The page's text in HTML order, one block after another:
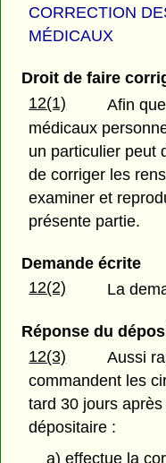
CORRECTION
MÉDICAUX
Droit de faire
12(1)
Afin
médicaux
un particulier peut
de corriger les
examiner et
présente partie.
Demande écrite
12(2)
La
Réponse du
12(3)
Aussi
commandent les
tard 30 jours
dépositaire :
a) effectue la